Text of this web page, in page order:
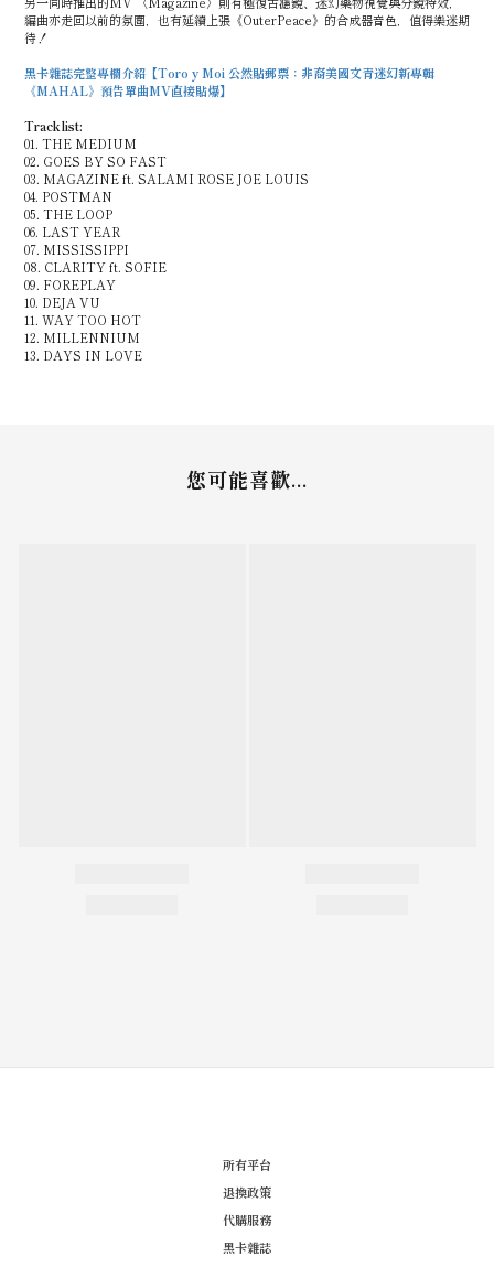
編曲亦走回以前的氛圍，也有延續上張《OuterPeace》的合成器音色，值得樂迷期
待！
黑卡雜誌完整專欄介紹【Toro y Moi 公然貼郵票：非裔美國文青迷幻新專輯
《MAHAL》預告單曲MV直接貼爆】
Tracklist:
01. THE MEDIUM
02. GOES BY SO FAST
03. MAGAZINE ft. SALAMI ROSE JOE LOUIS
04. POSTMAN
05. THE LOOP
06. LAST YEAR
07. MISSISSIPPI
08. CLARITY ft. SOFIE
09. FOREPLAY
10. DEJA VU
11. WAY TOO HOT
12. MILLENNIUM
13. DAYS IN LOVE
您可能喜歡...
所有平台
退換政策
代購服務
黑卡雜誌